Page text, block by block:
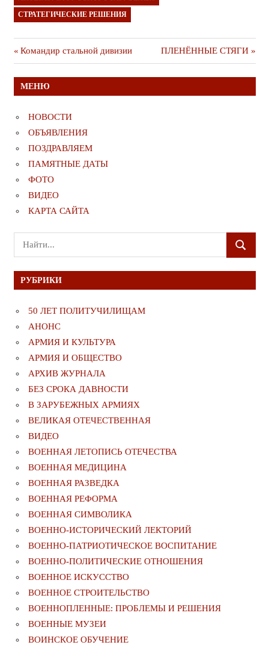
СТРАТЕГИЧЕСКИЕ РЕШЕНИЯ
Навигация
по
записям
Предыдущая
публикация
Командир стальной дивизии
Следующая
публикация
ПЛЕНЁННЫЕ СТЯГИ
МЕНЮ
НОВОСТИ
ОБЪЯВЛЕНИЯ
ПОЗДРАВЛЯЕМ
ПАМЯТНЫЕ ДАТЫ
ФОТО
ВИДЕО
КАРТА САЙТА
Поиск
для:
ПОИСК
РУБРИКИ
50 ЛЕТ ПОЛИТУЧИЛИЩАМ
АНОНС
АРМИЯ И КУЛЬТУРА
АРМИЯ И ОБЩЕСТВО
АРХИВ ЖУРНАЛА
БЕЗ СРОКА ДАВНОСТИ
В ЗАРУБЕЖНЫХ АРМИЯХ
ВЕЛИКАЯ ОТЕЧЕСТВЕННАЯ
ВИДЕО
ВОЕННАЯ ЛЕТОПИСЬ ОТЕЧЕСТВА
ВОЕННАЯ МЕДИЦИНА
ВОЕННАЯ РАЗВЕДКА
ВОЕННАЯ РЕФОРМА
ВОЕННАЯ СИМВОЛИКА
ВОЕННО-ИСТОРИЧЕСКИЙ ЛЕКТОРИЙ
ВОЕННО-ПАТРИОТИЧЕСКОЕ ВОСПИТАНИЕ
ВОЕННО-ПОЛИТИЧЕСКИE ОТНОШЕНИЯ
ВОЕННОЕ ИСКУССТВО
ВОЕННОЕ СТРОИТЕЛЬСТВО
ВОЕННОПЛЕННЫЕ: ПРОБЛЕМЫ И РЕШЕНИЯ
ВОЕННЫЕ МУЗЕИ
ВОИНСКОЕ ОБУЧЕНИЕ